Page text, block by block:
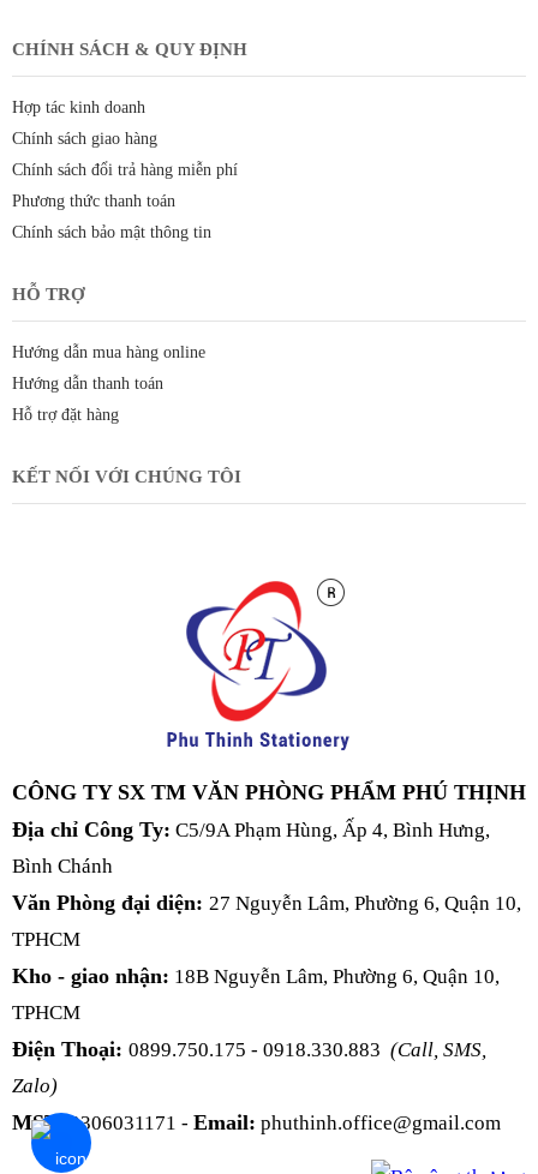
CHÍNH SÁCH & QUY ĐỊNH
Hợp tác kinh doanh
Chính sách giao hàng
Chính sách đổi trả hàng miễn phí
Phương thức thanh toán
Chính sách bảo mật thông tin
HỖ TRỢ
Hướng dẫn mua hàng online
Hướng dẫn thanh toán
Hỗ trợ đặt hàng
KẾT NỐI VỚI CHÚNG TÔI
CÔNG TY SX TM VĂN PHÒNG PHẨM PHÚ THỊNH
Địa chỉ Công Ty: C5/9A Phạm Hùng, Ấp 4, Bình Hưng,
Bình Chánh
Văn Phòng đại diện: 27 Nguyễn Lâm, Phường 6, Quận 10,
TPHCM
Kho - giao nhận: 18B Nguyễn Lâm, Phường 6, Quận 10,
TPHCM
Điện Thoại: 0899.750.175 - 0918.330.883 (Call, SMS,
Zalo)
MST: 0306031171 - Email: phuthinh.office@gmail.com